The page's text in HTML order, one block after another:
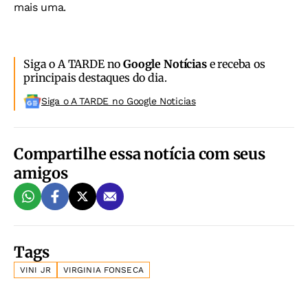
mais uma.
Siga o A TARDE noGoogle Notíciase receba os
principais destaques do dia.
Siga o A TARDE no Google Noticias
Compartilhe essa notícia com seus
amigos
Tags
VINI JR VIRGINIA FONSECA